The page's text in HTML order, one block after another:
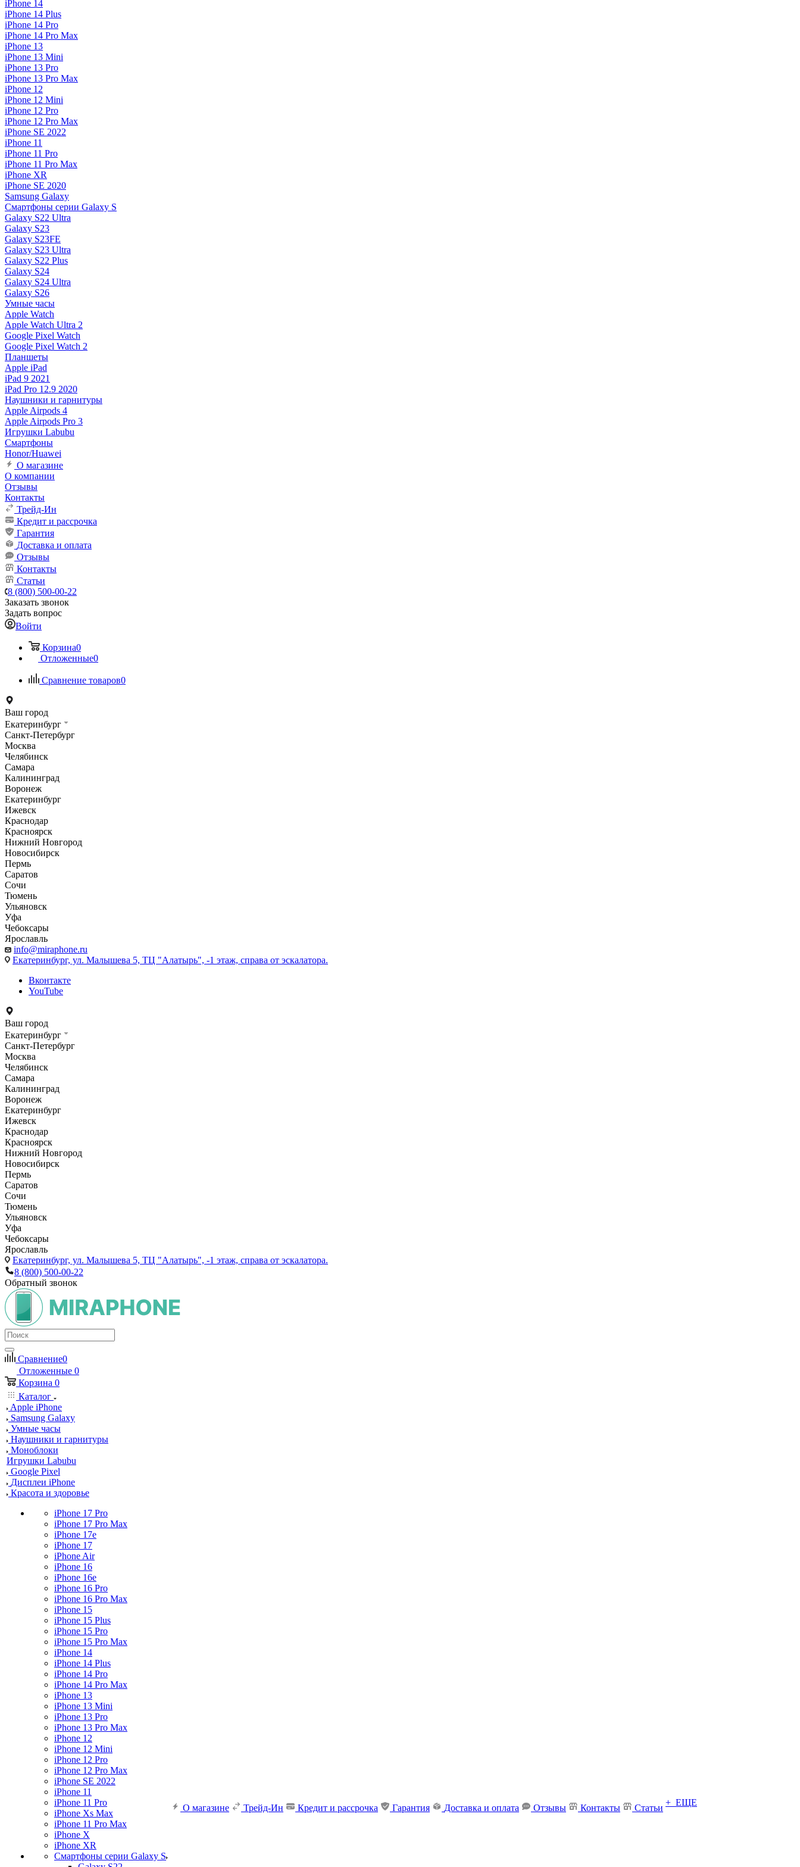
iPhone 14
iPhone 14 Plus
iPhone 14 Pro
iPhone 14 Pro Max
iPhone 13
iPhone 13 Mini
iPhone 13 Pro
iPhone 13 Pro Max
iPhone 12
iPhone 12 Mini
iPhone 12 Pro
iPhone 12 Pro Max
iPhone SE 2022
iPhone 11
iPhone 11 Pro
iPhone 11 Pro Max
iPhone XR
iPhone SE 2020
Samsung Galaxy
Смартфоны серии Galaxy S
Galaxy S22 Ultra
Galaxy S23
Galaxy S23FE
Galaxy S23 Ultra
Galaxy S22 Plus
Galaxy S24
Galaxy S24 Ultra
Galaxy S26
Умные часы
Apple Watch
Apple Watch Ultra 2
Google Pixel Watch
Google Pixel Watch 2
Планшеты
Apple iPad
iPad 9 2021
iPad Pro 12.9 2020
Наушники и гарнитуры
Apple Airpods 4
Apple Airpods Pro 3
Игрушки Labubu
Смартфоны
Honor/Huawei
О магазине
О компании
Отзывы
Контакты
Трейд-Ин
Кредит и рассрочка
Гарантия
Доставка и оплата
Отзывы
Контакты
Статьи
8 (800) 500-00-22
Заказать звонок
Задать вопрос
Войти
Корзина0
Отложенные0
Сравнение товаров0
Ваш город
Екатеринбург
Санкт-Петербург
Москва
Челябинск
Самара
Калининград
Воронеж
Екатеринбург
Ижевск
Краснодар
Красноярск
Нижний Новгород
Новосибирск
Пермь
Саратов
Сочи
Тюмень
Ульяновск
Уфа
Чебоксары
Ярославль
info@miraphone.ru
Екатеринбург, ул. Малышева 5, ТЦ "Алатырь", -1 этаж, справа от эскалатора.
Вконтакте
YouTube
Ваш город
Екатеринбург
Санкт-Петербург
Москва
Челябинск
Самара
Калининград
Воронеж
Екатеринбург
Ижевск
Краснодар
Красноярск
Нижний Новгород
Новосибирск
Пермь
Саратов
Сочи
Тюмень
Ульяновск
Уфа
Чебоксары
Ярославль
Екатеринбург, ул. Малышева 5, ТЦ "Алатырь", -1 этаж, справа от эскалатора.
8 (800) 500-00-22
Обратный звонок
Сравнение0
Отложенные 0
Корзина 0
Каталог
Apple iPhone
Samsung Galaxy
Умные часы
Наушники и гарнитуры
Моноблоки
Игрушки Labubu
Google Pixel
Дисплеи iPhone
Красота и здоровье
iPhone 17 Pro
iPhone 17 Pro Max
iPhone 17e
iPhone 17
iPhone Air
iPhone 16
iPhone 16e
iPhone 16 Pro
iPhone 16 Pro Max
iPhone 15
iPhone 15 Plus
iPhone 15 Pro
iPhone 15 Pro Max
iPhone 14
iPhone 14 Plus
iPhone 14 Pro
iPhone 14 Pro Max
iPhone 13
iPhone 13 Mini
iPhone 13 Pro
iPhone 13 Pro Max
iPhone 12
iPhone 12 Mini
iPhone 12 Pro
iPhone 12 Pro Max
iPhone SE 2022
iPhone 11
iPhone 11 Pro
iPhone Xs Max
iPhone 11 Pro Max
iPhone X
iPhone XR
Смартфоны серии Galaxy S
О магазине Трейд-Ин Кредит и рассрочка Гарантия Доставка и оплата Отзывы Контакты Статьи
+ ЕЩЕ